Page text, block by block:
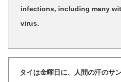
infections, including many
virus.
タイは金曜日に、人間の汗のサ